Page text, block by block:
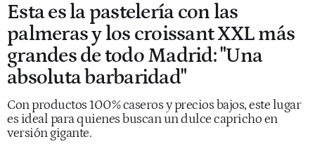
Esta es la pastelería con las
palmeras y los croissant XXL más
grandes de todo Madrid: "Una
absoluta barbaridad"
Con productos 100% caseros y precios bajos, este lugar
es ideal para quienes buscan un dulce capricho en
versión gigante.